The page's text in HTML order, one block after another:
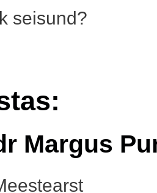
seisund?
Margus